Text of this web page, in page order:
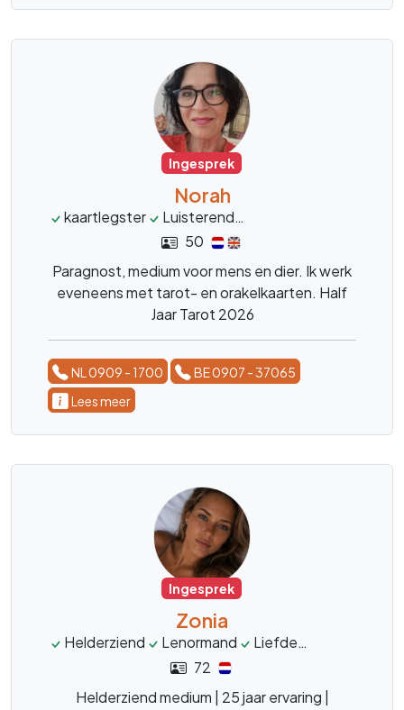
Ingesprek
Norah
kaartlegster Luisterend
50
Paragnost, medium voor mens en dier. Ik werk
eveneens met tarot- en orakelkaarten. Half
Jaar Tarot 2026
NL 0909 - 1700
BE 0907 - 37065
Lees meer
Ingesprek
Zonia
Helderziend Lenormand Liefde
72
Helderziend medium | 25 jaar ervaring |